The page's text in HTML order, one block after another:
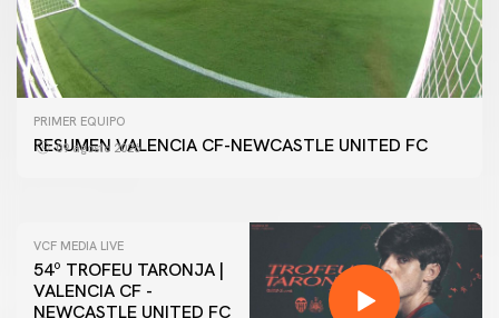
PRIMER EQUIPO
RESUMEN VALENCIA CF-NEWCASTLE UNITED FC
09 agosto 2026
PRIMER EQUIPO
GALERÍA | VALENCIA CF - NEWCASTLE UNITED FC
54ª EDICIÓN TROFEU TARONJA
VCF MEDIA LIVE
54º TROFEU TARONJA |
VALENCIA CF -
NEWCASTLE UNITED FC